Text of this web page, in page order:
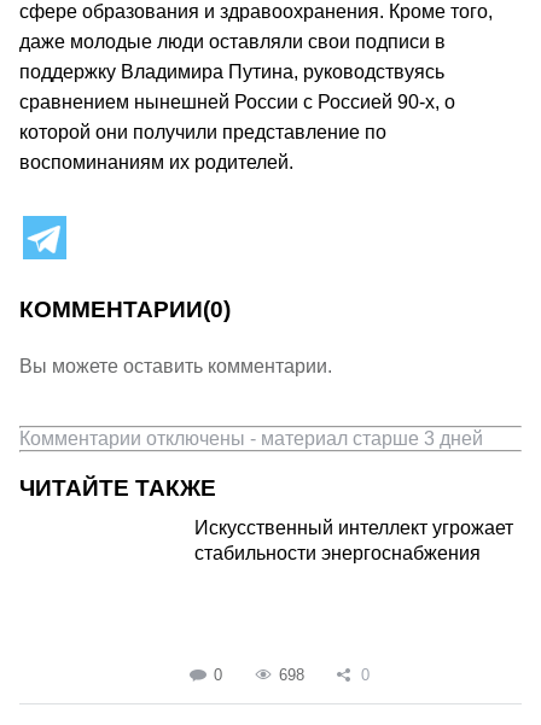
сфере образования и здравоохранения. Кроме того,
даже молодые люди оставляли свои подписи в
поддержку Владимира Путина, руководствуясь
сравнением нынешней России с Россией 90-х, о
которой они получили представление по
воспоминаниям их родителей.
КОММЕНТАРИИ(0)
Вы можете оставить комментарии.
Комментарии отключены - материал старше 3 дней
ЧИТАЙТЕ ТАКЖЕ
Искусственный интеллект угрожает
стабильности энергоснабжения
0 698 0